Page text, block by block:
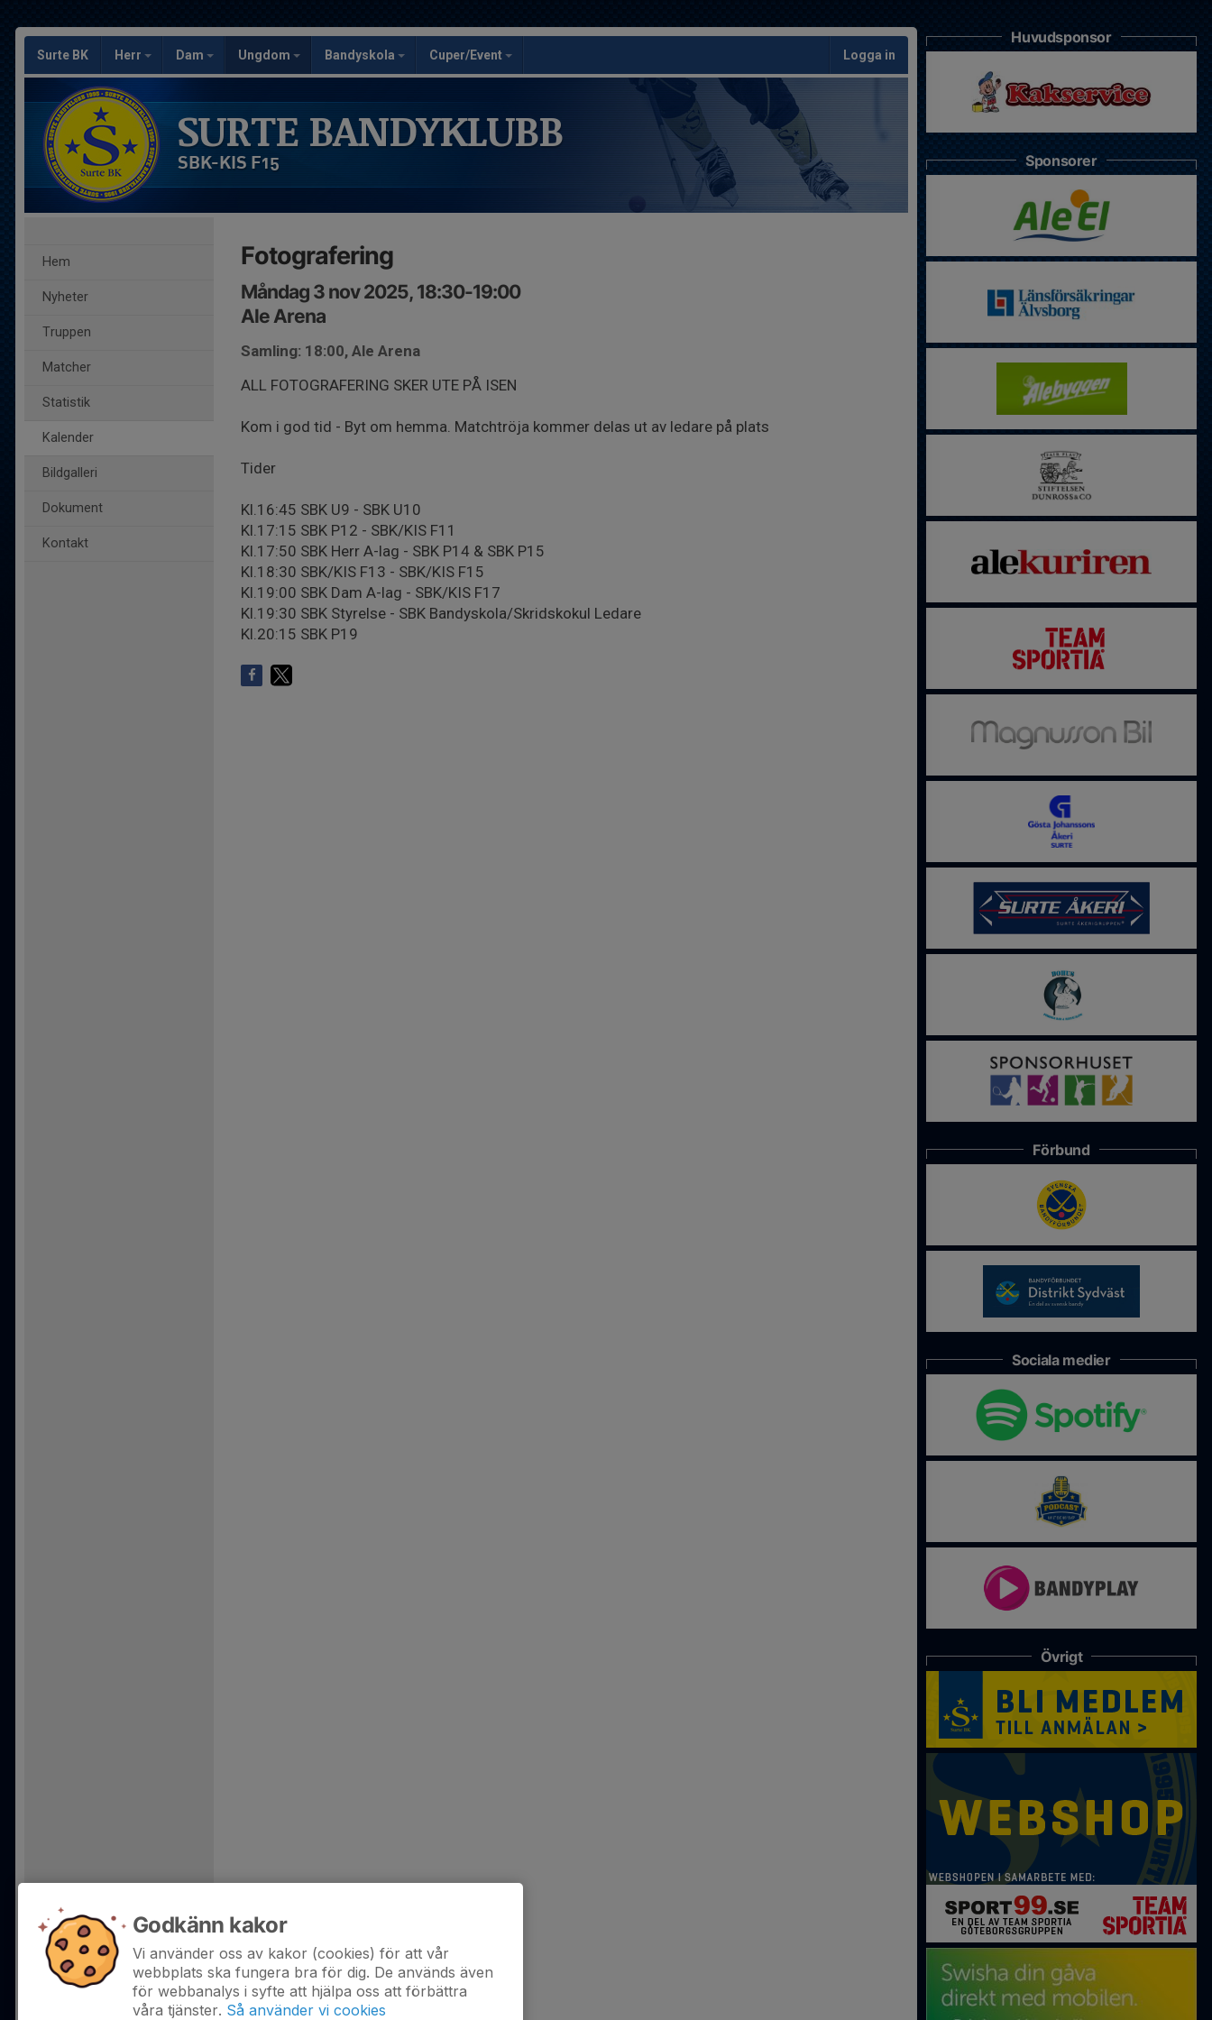
Surte BK Herr Dam Ungdom Bandyskola Cuper/Event Logga in
SURTE BANDYKLUBB
SBK-KIS F15
Hem
Nyheter
Truppen
Matcher
Statistik
Kalender
Bildgalleri
Dokument
Kontakt
Fotografering
Måndag 3 nov 2025, 18:30-19:00
Ale Arena
Samling: 18:00, Ale Arena
ALL FOTOGRAFERING SKER UTE PÅ ISEN
Kom i god tid - Byt om hemma. Matchtröja kommer delas ut av ledare på plats
Tider
Kl.16:45 SBK U9 - SBK U10
Kl.17:15 SBK P12 - SBK/KIS F11
Kl.17:50 SBK Herr A-lag - SBK P14 & SBK P15
Kl.18:30 SBK/KIS F13 - SBK/KIS F15
Kl.19:00 SBK Dam A-lag - SBK/KIS F17
Kl.19:30 SBK Styrelse - SBK Bandyskola/Skridskokul Ledare
Kl.20:15 SBK P19
Huvudsponsor
Sponsorer
Förbund
Sociala medier
Övrigt
Godkänn kakor
Vi använder oss av kakor (cookies) för att vår
webbplats ska fungera bra för dig. De används även
för webbanalys i syfte att hjälpa oss att förbättra
våra tjänster. Så använder vi cookies